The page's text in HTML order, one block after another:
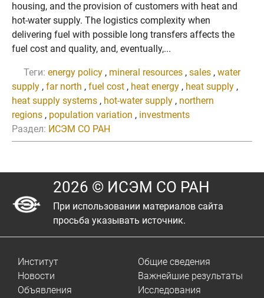
housing, and the provision of customers with heat and
hot-water supply. The logistics complexity when
delivering fuel with possible long transfers affects the
fuel cost and quality, and, eventually,...
Теги: energy policy , mineral resources , sales , water
supply , far north , fuel cost , heat energy , heat supply ,
heat supply systems , hot-water supply , northern
regions , population variation , investments
Раздел: ИСЭМ СО РАН
2026 © ИСЭМ СО РАН
При использовании материалов сайта
просьба указывать источник.
Институт
Новости
Объявления
Общие сведения
Важнейшие результаты
Исследования